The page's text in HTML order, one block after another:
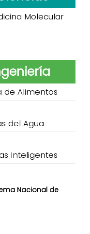
Molecular
de Alimentos
del Agua
Inteligentes
Nacional de